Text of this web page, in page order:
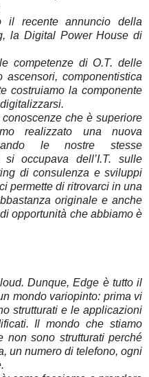
il recente annuncio della
la Digital Power House di
competenze di O.T. delle
componentistica
costruiamo la componente
che è superiore
realizzato una nuova
le nostre stesse
si occupava dell’I.T. sulle
di consulenza e sviluppi
permette di ritrovarci in una
originale e anche
opportunità che abbiamo è
Dunque, Edge è tutto il
mondo variopinto: prima vi
strutturati e le applicazioni
Il mondo che stiamo
non sono strutturati perché
un numero di telefono, ogni